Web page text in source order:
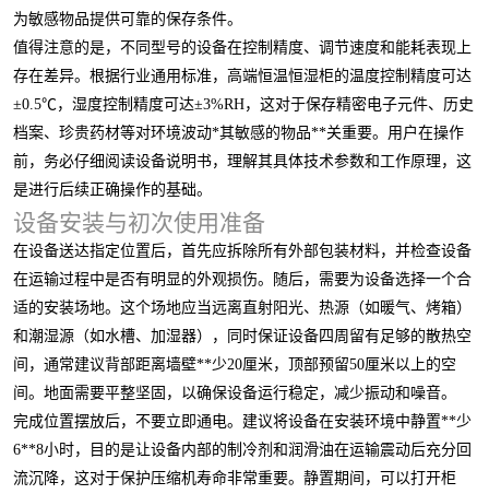
为敏感物品提供可靠的保存条件。
值得注意的是，不同型号的设备在控制精度、调节速度和能耗表现上
存在差异。根据行业通用标准，高端恒温恒湿柜的温度控制精度可达
±0.5℃，湿度控制精度可达±3%RH，这对于保存精密电子元件、历史
档案、珍贵药材等对环境波动*其敏感的物品**关重要。用户在操作
前，务必仔细阅读设备说明书，理解其具体技术参数和工作原理，这
是进行后续正确操作的基础。
设备安装与初次使用准备
在设备送达指定位置后，首先应拆除所有外部包装材料，并检查设备
在运输过程中是否有明显的外观损伤。随后，需要为设备选择一个合
适的安装场地。这个场地应当远离直射阳光、热源（如暖气、烤箱）
和潮湿源（如水槽、加湿器），同时保证设备四周留有足够的散热空
间，通常建议背部距离墙壁**少20厘米，顶部预留50厘米以上的空
间。地面需要平整坚固，以确保设备运行稳定，减少振动和噪音。
完成位置摆放后，不要立即通电。建议将设备在安装环境中静置**少
6**8小时，目的是让设备内部的制冷剂和润滑油在运输震动后充分回
流沉降，这对于保护压缩机寿命非常重要。静置期间，可以打开柜